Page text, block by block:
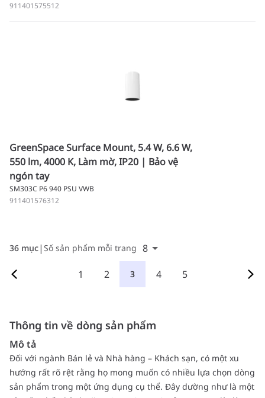
911401575512
GreenSpace Surface Mount, 5.4 W, 6.6 W,
550 lm, 4000 K, Làm mờ, IP20 | Bảo vệ
ngón tay
SM303C P6 940 PSU VWB
911401576312
36 mục Số sản phẩm mỗi trang 8
1
2 3 4 5
Thông tin về dòng sản phẩm
Mô tả
Đối với ngành Bán lẻ và Nhà hàng – Khách sạn, có một xu
hướng rất rõ rệt rằng họ mong muốn có nhiều lựa chọn dòng
sản phẩm trong một ứng dụng cụ thể. Đây dường như là một